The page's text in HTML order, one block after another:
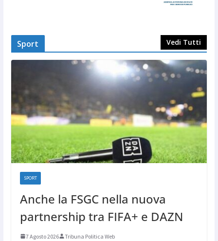
Sport Vedi Tutti
SPORT
Anche la FSGC nella nuova
partnership tra FIFA+ e DAZN
7 Agosto 2026 Tribuna Politica Web